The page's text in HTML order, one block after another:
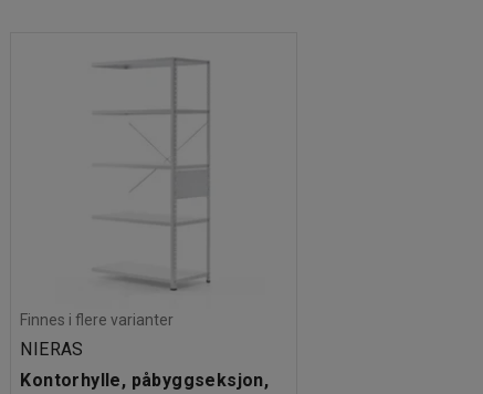
til påbygg selges separat.
Finnes i flere varianter
NIERAS
Kontorhylle, påbyggseksjon,